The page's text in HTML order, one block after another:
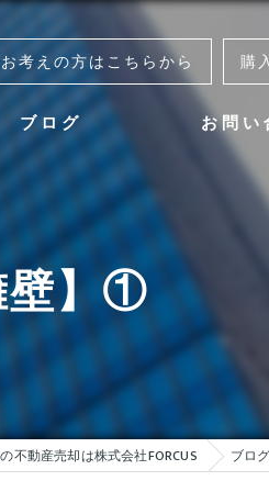
考えの方はこちらから 購
ブログ お問い
不動産売却の
不動産購入の
壁】①
不動産売却は株式会社FORCUS ブログ